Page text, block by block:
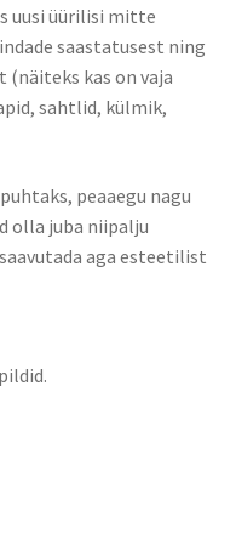
uusi üürilisi mitte
saastatusest ning
kas on vaja
sahtlid, külmik,
peaaegu nagu
olla juba niipalju
aga esteetilist